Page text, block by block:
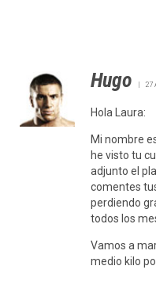
Hugo 27
Hola Laura:
Mi nombre
he visto tu
adjunto el
comentes
perdiendo
todos los
Vamos a
medio kilo